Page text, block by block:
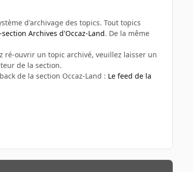
d'archivage des topics. Tout topics
section Archives d'Occaz-Land. De la même
ré-ouvrir un topic archivé, veuillez laisser un
de la section.
de la section Occaz-Land : Le feed de la